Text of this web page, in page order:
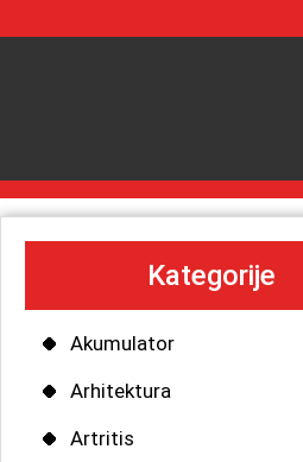
Kategorije
Akumulator
Arhitektura
Artritis